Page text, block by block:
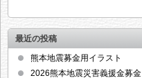
最近の投稿
熊本地震募金用イラスト
2026熊本地震災害義援金募金